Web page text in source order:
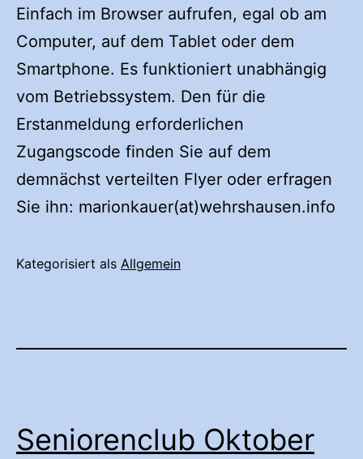
Einfach im Browser aufrufen, egal ob am
Computer, auf dem Tablet oder dem
Smartphone. Es funktioniert unabhängig
vom Betriebssystem. Den für die
Erstanmeldung erforderlichen
Zugangscode finden Sie auf dem
demnächst verteilten Flyer oder erfragen
Sie ihn: marionkauer(at)wehrshausen.info
Kategorisiert als Allgemein
Seniorenclub Oktober